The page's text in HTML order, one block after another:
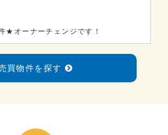
★オーナーチェンジです！
買物件を探す